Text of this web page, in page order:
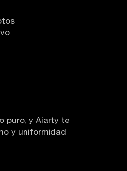
puro, y Aiarty te
y uniformidad